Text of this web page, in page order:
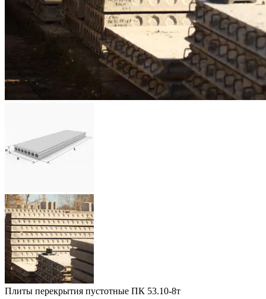
Плиты перекрытия пустотные ПК 53.10-8т